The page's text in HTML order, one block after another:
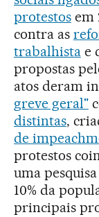
protestosem
contra as
trabalhistae
propostas
atos deram
greve geral"
distintas,
de
protestos
uma
10% da
principais